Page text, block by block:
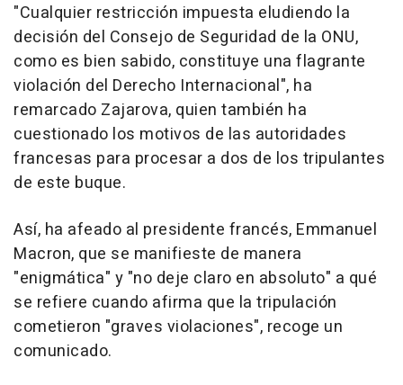
"Cualquier restricción impuesta eludiendo la
decisión del Consejo de Seguridad de la ONU,
como es bien sabido, constituye una flagrante
violación del Derecho Internacional", ha
remarcado Zajarova, quien también ha
cuestionado los motivos de las autoridades
francesas para procesar a dos de los tripulantes
de este buque.
Así, ha afeado al presidente francés, Emmanuel
Macron, que se manifieste de manera
"enigmática" y "no deje claro en absoluto" a qué
se refiere cuando afirma que la tripulación
cometieron "graves violaciones", recoge un
comunicado.